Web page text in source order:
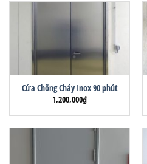
Cửa Chống Cháy Inox 90 phút
1,200,000₫